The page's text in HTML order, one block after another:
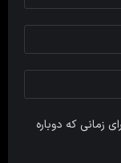
زمانی که دوباره